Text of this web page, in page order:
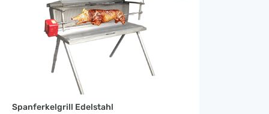
Spanferkelgrill Edelstahl